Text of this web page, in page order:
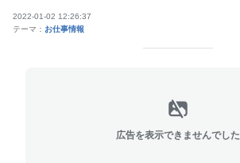
2022-01-02 12:26:37
テーマ： お仕事情報
広告を表示できませんでした